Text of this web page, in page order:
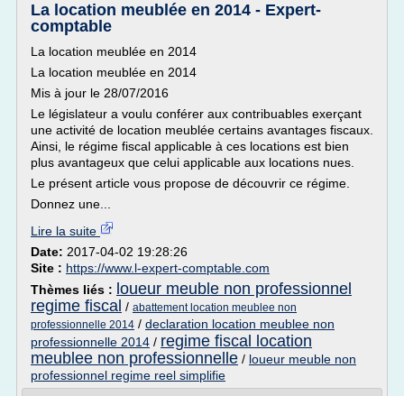
La location meublée en 2014 - Expert-
comptable
La location meublée en 2014
La location meublée en 2014
Mis à jour le 28/07/2016
Le législateur a voulu conférer aux contribuables exerçant
une activité de location meublée certains avantages fiscaux.
Ainsi, le régime fiscal applicable à ces locations est bien
plus avantageux que celui applicable aux locations nues.
Le présent article vous propose de découvrir ce régime.
Donnez une...
Lire la suite
Date: 2017-04-02 19:28:26
Site : https://www.l-expert-comptable.com
Thèmes liés : loueur meuble non professionnel
regime fiscal / abattement location meublee non
professionnelle 2014 / declaration location meublee non
professionnelle 2014 / regime fiscal location
meublee non professionnelle / loueur meuble non
professionnel regime reel simplifie